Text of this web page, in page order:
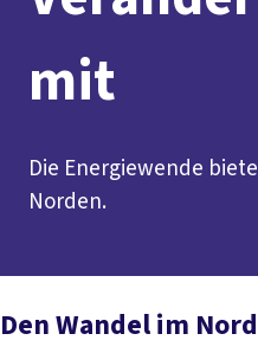
mit
Die Energiewende
Norden.
Den Wandel im